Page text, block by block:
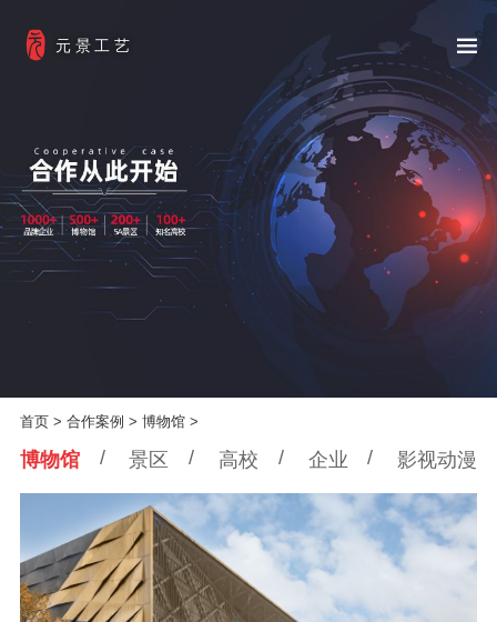
元景工艺
首页 > 合作案例 > 博物馆>
博物馆 / 景区 / 高校 / 企业 / 影视动漫